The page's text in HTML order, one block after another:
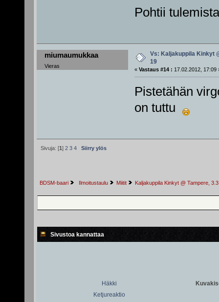
Pohtii
miumaumukkaa
Vieras
Vs: Kaljakuppila Kinkyt
19
« Vastaus #14 : 17.02.2012, 17:09
Pistetähän
on tuttu
Sivuja: [1] 2 3 4 Siirry ylös
BDSM-baari Ilmoitustaulu Miitit Kaljakuppila Kinkyt @ Tampere,
Sivustoa kannattaa
Häkki
Ketjureaktio